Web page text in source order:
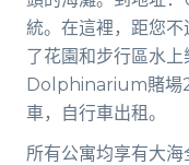
統。在這裡，距您
了花園和步行區水
Dolphinarium賭場
車，自行車出租。
所有公寓均享有大海